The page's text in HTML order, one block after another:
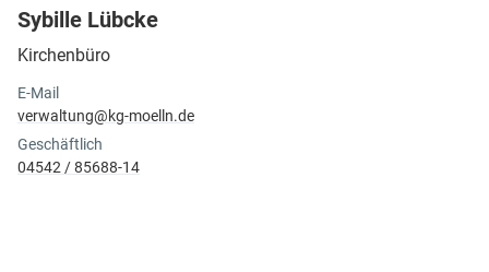
Sybille Lübcke
Kirchenbüro
E-Mail
verwaltung@​kg-moelln.​de
Geschäftlich
04542 / 85688-14